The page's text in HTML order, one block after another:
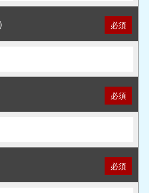
必須
必須
必須